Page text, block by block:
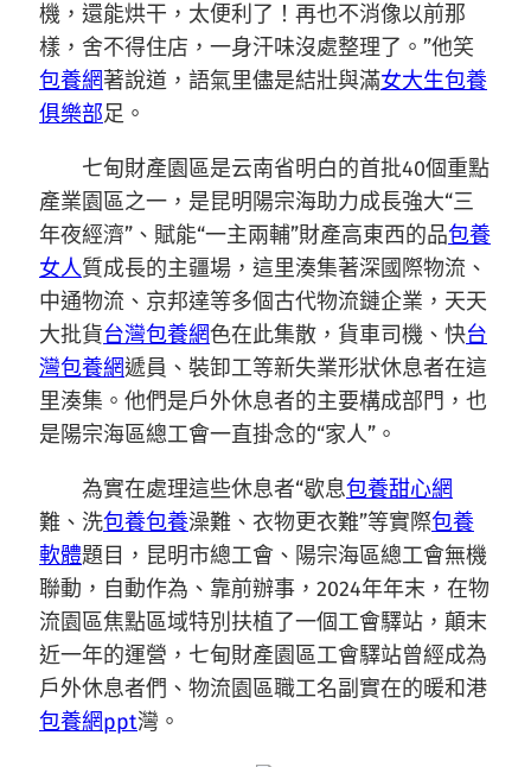
機，還能烘干，太便利了！再也不消像以前那
樣，舍不得住店，一身汗味沒處整理了。”他笑
包養網著說道，語氣里儘是結壯與滿女大生包養
俱樂部足。
七甸財產園區是云南省明白的首批40個重點
產業園區之一，是昆明陽宗海助力成長強大“三
年夜經濟”、賦能“一主兩輔”財產高東西的品包養
女人質成長的主疆場，這里湊集著深國際物流、
中通物流、京邦達等多個古代物流鏈企業，天天
大批貨台灣包養網色在此集散，貨車司機、快台
灣包養網遞員、裝卸工等新失業形狀休息者在這
里湊集。他們是戶外休息者的主要構成部門，也
是陽宗海區總工會一直掛念的“家人”。
為實在處理這些休息者“歇息包養甜心網
難、洗包養包養澡難、衣物更衣難”等實際包養
軟體題目，昆明市總工會、陽宗海區總工會無機
聯動，自動作為、靠前辦事，2024年年末，在物
流園區焦點區域特別扶植了一個工會驛站，顛末
近一年的運營，七甸財產園區工會驛站曾經成為
戶外休息者們、物流園區職工名副實在的暖和港
包養網ppt灣。